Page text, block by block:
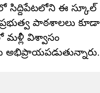
సిద్దిపేటలోని ఈ స్కూల్
పాఠశాలలు కూడా
మళ్లీ విశ్వాసం
అభిప్రాయపడుతున్నారు.